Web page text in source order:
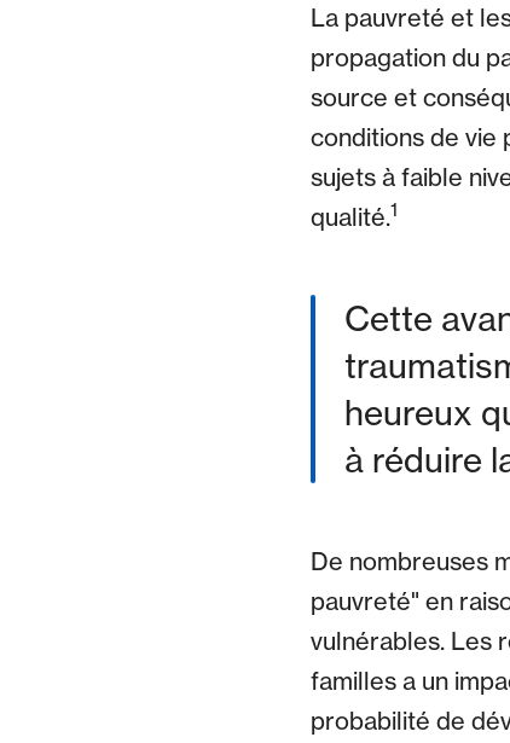
La pauvreté et
propagation du
source et
conditions de vie
sujets à faible
qualité.1
Cette
heureux
à réduire
De nombreuses
pauvreté" en
vulnérables. Les
familles a un
probabilité de